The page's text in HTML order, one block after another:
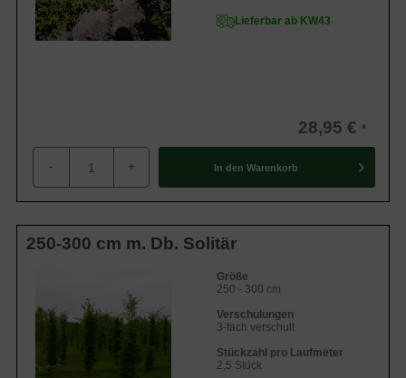
Lieferbar ab KW43
28,95 €
- + In den Warenkorb
250-300 cm m. Db. Solitär
Größe
250 - 300 cm
Verschulungen
3-fach verschult
Stückzahl pro Laufmeter
2,5 Stück